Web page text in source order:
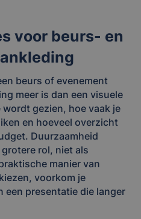
voor beurs- en
beurs of evenement
meer is dan een visuele
gezien, hoe vaak je
en hoeveel overzicht
Duurzaamheid
rol, niet als
manier van
voorkom je
een presentatie die langer